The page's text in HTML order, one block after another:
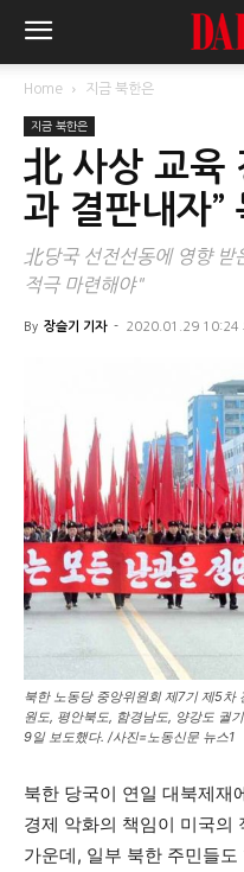
Home 지금 북한은
지금 북한은
北 사상 교육
과 결판내자”
北당국 선전선동에 영향
적극 마련해야"
By 장슬기 기자 - 2020.01.29 10:24
북한 노동당 중앙위원회 제7기 제5차
원도, 평안북도, 함경남도, 양강도 궐
9일 보도했다. /사진=노동신문 뉴스1
북한 당국이 연일 대북제재
경제 악화의 책임이 미국의
가운데, 일부 북한 주민들